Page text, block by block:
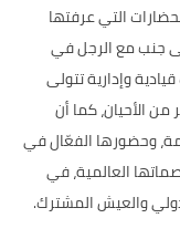
التي عرفتها
جنب مع الرجل في
وإدارية تتولى
الأحيان، كما أن
وحضورها الفعّال في
العالمية، في
والعيش المشترك.